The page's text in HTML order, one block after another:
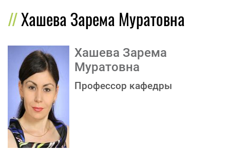
Хашева Зарема Муратовна
Хашева Зарема
Муратовна
Профессор кафедры